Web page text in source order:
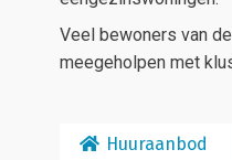
Veel bewoners van
meegeholpen met
Huuraanbod